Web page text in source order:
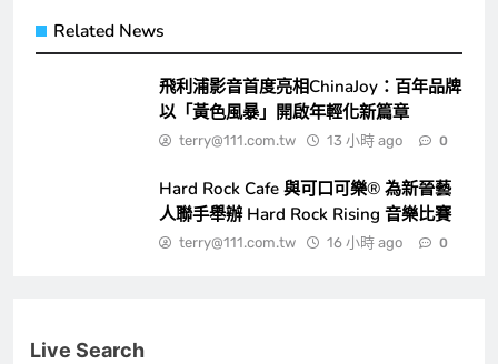
Related News
飛利浦影音首度亮相ChinaJoy：百年品牌
以「黃色風暴」開啟年輕化新篇章
terry@111.com.tw 13 小時 ago 0
Hard Rock Cafe 與可口可樂® 為新晉藝
人聯手舉辦 Hard Rock Rising 音樂比賽
terry@111.com.tw 16 小時 ago 0
Live Search